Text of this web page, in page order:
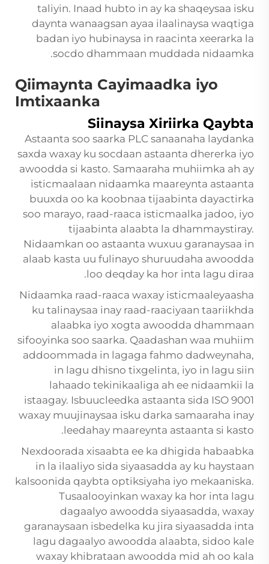
taliyin. Inaad hubto in ay ka shaqeysaa isku
daynta wanaagsan ayaa ilaalinaysa waqtiga
badan iyo hubinaysa in raacinta xeerarka la
socdo dhammaan muddada nidaamka.
Qiimaynta Cayimaadka iyo
Imtixaanka
Siinaysa Xiriirka Qaybta
Astaanta soo saarka PLC sanaanaha laydanka
saxda waxay ku socdaan astaanta dhererka iyo
awoodda si kasto. Samaaraha muhiimka ah ay
isticmaalaan nidaamka maareynta astaanta
buuxda oo ka koobnaa tijaabinta dayactirka
soo marayo, raad-raaca isticmaalka jadoo, iyo
tijaabinta alaabta la dhammaystiray.
Nidaamkan oo astaanta wuxuu garanaysaa in
alaab kasta uu fulinayo shuruudaha awoodda
loo deqday ka hor inta lagu diraa.
Nidaamka raad-raaca waxay isticmaaleyaasha
ku talinaysaa inay raad-raaciyaan taariikhda
alaabka iyo xogta awoodda dhammaan
sifooyinka soo saarka. Qaadashan waa muhiim
addoommada in lagaga fahmo dadweynaha,
in lagu dhisno tixgelinta, iyo in lagu siin
lahaado tekinikaaliga ah ee nidaamkii la
istaagay. Isbuucleedka astaanta sida ISO 9001
waxay muujinaysaa isku darka samaaraha inay
leedahay maareynta astaanta si kasto.
Nexdoorada xisaabta ee ka dhigida habaabka
in la ilaaliyo sida siyaasadda ay ku haystaan
kalsoonida qaybta optiksiyaha iyo mekaaniska.
Tusaalooyinkan waxay ka hor inta lagu
dagaalyo awoodda siyaasadda, waxay
garanaysaan isbedelka ku jira siyaasadda inta
lagu dagaalyo awoodda alaabta, sidoo kale
waxay khibrataan awoodda mid ah oo kala